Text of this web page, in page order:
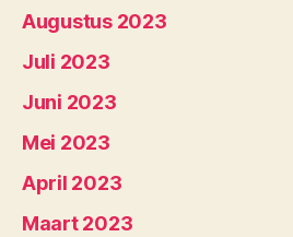
Augustus 2023
Juli 2023
Juni 2023
Mei 2023
April 2023
Maart 2023